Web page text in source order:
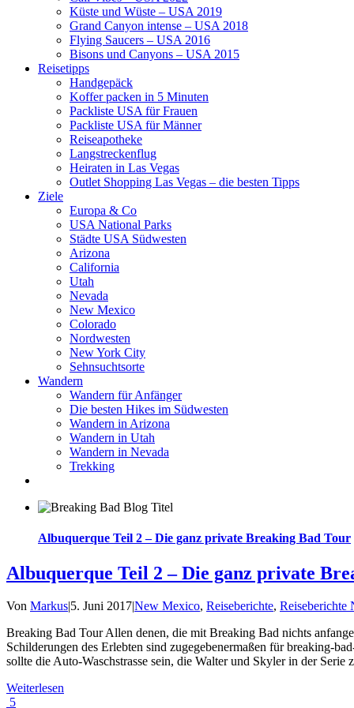
Küste und Wüste – USA 2019
Grand Canyon intense – USA 2018
Flying Saucers – USA 2016
Bisons und Canyons – USA 2015
Reisetipps
Handgepäck
Koffer packen in 5 Minuten
Packliste USA für Frauen
Packliste USA für Männer
Reiseapotheke
Langstreckenflug
Heiraten in Las Vegas
Outlet Shopping Las Vegas – die besten Tipps
Ziele
Europa & Co
USA National Parks
Städte USA Südwesten
Arizona
California
Utah
Nevada
New Mexico
Colorado
Nordwesten
New York City
Sehnsuchtsorte
Wandern
Wandern für Anfänger
Die besten Hikes im Südwesten
Wandern in Arizona
Wandern in Utah
Wandern in Nevada
Trekking
Albuquerque Teil 2 – Die ganz private Breaking Bad Tour
Albuquerque Teil 2 – Die ganz private
Von Markus|5. Juni 2017|New Mexico, Reiseberichte, Reiseberichte
Breaking Bad Tour Allen denen, die mit Breaking Bad nichts
Schilderungen des Erlebten sind zugegebenermaßen für breaking-
sollte die Auto-Waschstrasse sein, die Walter und Skyler in der
Weiterlesen
5